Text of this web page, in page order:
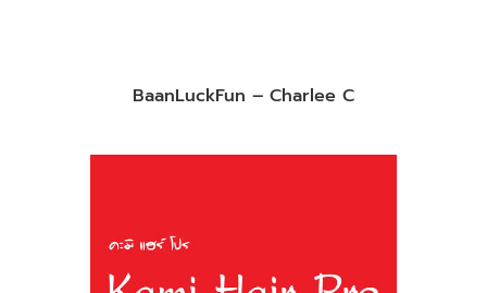
BaanLuckFun – Charlee C